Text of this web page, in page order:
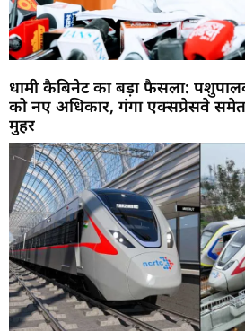
धामी कैबिनेट का बड़ा फैसला:
को नए अधिकार, गंगा एक्सप्रेसवे
मुहर